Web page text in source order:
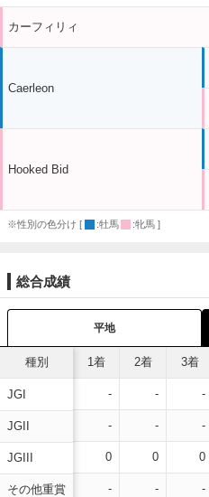
カーフィリィ
Caerleon
Hooked Bid
※性別の色分け [ :牡馬 :牝馬 ]
総合成績
平地
種別
JGI
JGII
JGIII
その他重賞
1着 2着 3着
- - -
- - -
0 0 0
- - -